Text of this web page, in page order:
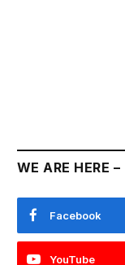
WE ARE HERE –
Facebook
YouTube